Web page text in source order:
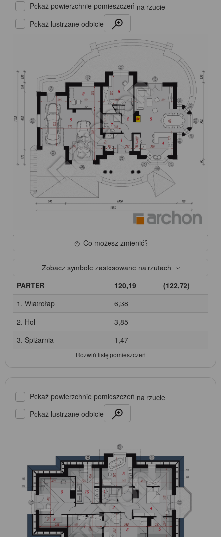
Pokaż powierzchnie pomieszczeń na rzucie
Pokaż lustrzane odbicie
Co możesz zmienić?
Zobacz symbole zastosowane na rzutach
PARTER
120,19
(122,72)
1. Wiatrołap
6,38
2. Hol
3,85
3. Spiżarnia
1,47
Pokaż powierzchnie pomieszczeń na rzucie
Pokaż lustrzane odbicie